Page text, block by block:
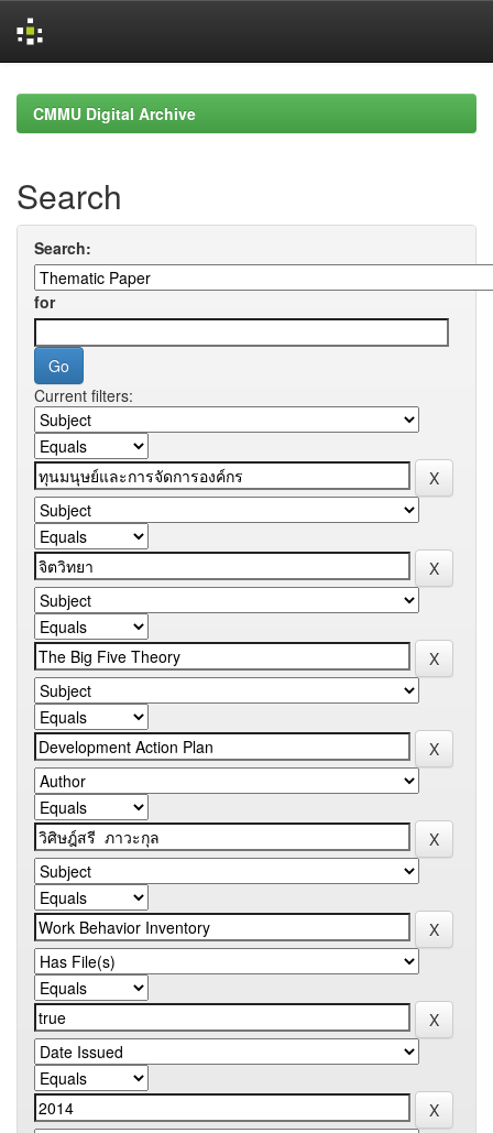
navigationCMMU Digital Archive
Search
Search:
for
Current filters: